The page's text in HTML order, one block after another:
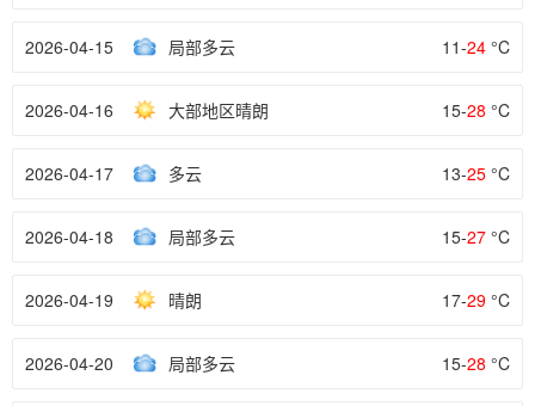
2026-04-15 局部多云 11-24 °C
2026-04-16 大部地区晴朗 15-28 °C
2026-04-17 多云 13-25 °C
2026-04-18 局部多云 15-27 °C
2026-04-19 晴朗 17-29 °C
2026-04-20 局部多云 15-28 °C